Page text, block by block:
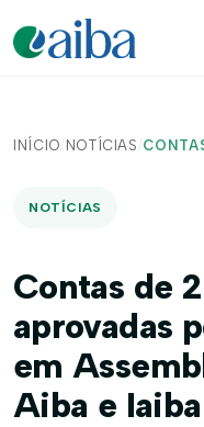
INÍCIO/ NOTÍCIAS /
NOTÍCIAS
Contas de
aprovadas
em
Aiba e Iaiba